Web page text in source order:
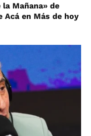
Mañana» de
Acá en Más de hoy